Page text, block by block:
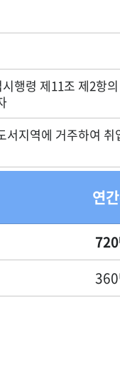
행령 제11조 제2항
지역에 거주하여
연